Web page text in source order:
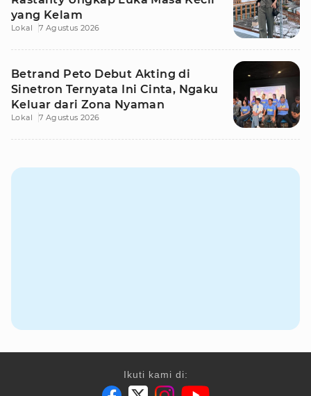
yang Kelam
Lokal 7 Agustus 2026
Betrand Peto Debut Akting di
Sinetron Ternyata Ini Cinta, Ngaku
Keluar dari Zona Nyaman
Lokal 7 Agustus 2026
Ikuti kami di: